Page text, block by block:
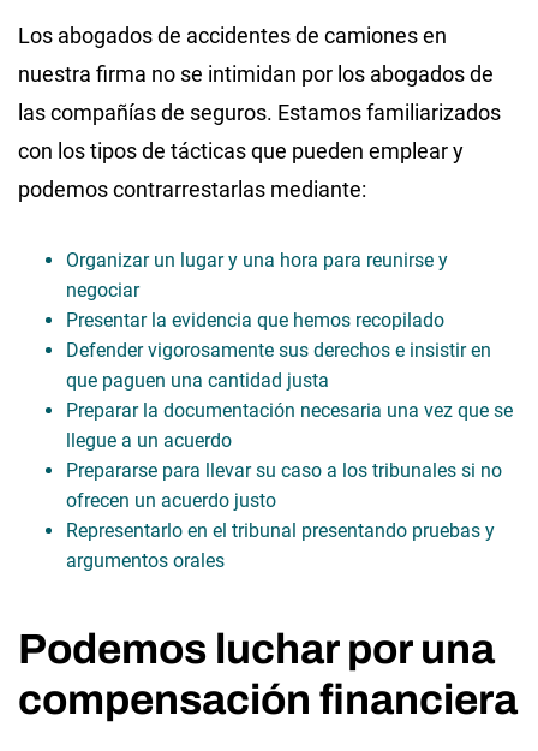
Los abogados de accidentes de camiones en
nuestra firma no se intimidan por los abogados de
las compañías de seguros. Estamos familiarizados
con los tipos de tácticas que pueden emplear y
podemos contrarrestarlas mediante:
Organizar un lugar y una hora para reunirse y
negociar
Presentar la evidencia que hemos recopilado
Defender vigorosamente sus derechos e insistir en
que paguen una cantidad justa
Preparar la documentación necesaria una vez que se
llegue a un acuerdo
Prepararse para llevar su caso a los tribunales si no
ofrecen un acuerdo justo
Representarlo en el tribunal presentando pruebas y
argumentos orales
Podemos luchar por una
compensación financiera